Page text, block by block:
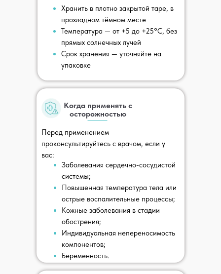
Когда применять с
осторожностью
Хранить в плотно закрытой таре, в
прохладном тёмном месте
Температура — от +5 до +25°C, без
прямых солнечных лучей
Срок хранения — уточняйте на
упаковке
Перед применением
проконсультируйтесь с врачом, если у
вас:
Заболевания сердечно-сосудистой
системы;
Повышенная температура тела или
острые воспалительные процессы;
Кожные заболевания в стадии
обострения;
Индивидуальная непереносимость
компонентов;
Беременность.
Отгрузим напрямую вашему клиенту
или на маркетплейсы, без складов
и посредников
Ваши клиенты довольны,
вы спокойны —
подтверждаем качество
пробами и документами
Жёсткий входной и выходной
контроль качества